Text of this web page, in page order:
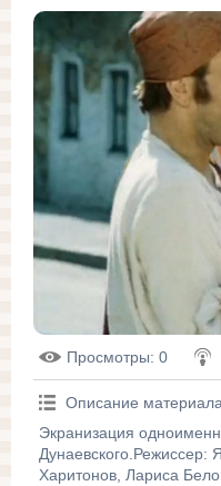
Просмотры: 0
Описание материала
Экранизация
Харитонов, Лариса